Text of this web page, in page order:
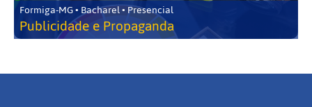
Formiga-MG • Bacharel • Presencial
Publicidade e Propaganda